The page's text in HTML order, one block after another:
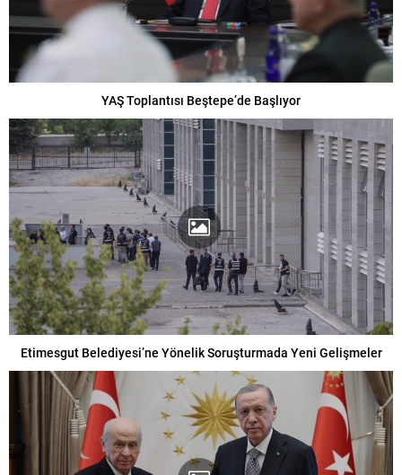
YAŞ Toplantısı Beştepe’de Başlıyor
Etimesgut Belediyesi’ne Yönelik Soruşturmada Yeni Gelişmeler